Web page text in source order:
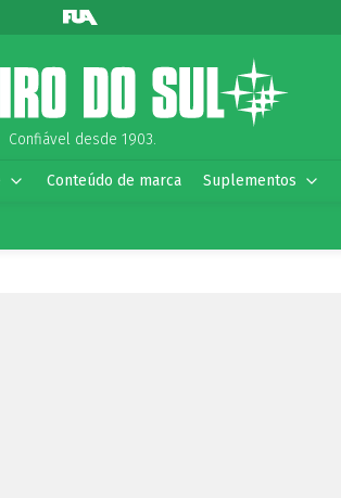
Confiável desde 1903.
Conteúdo de marca Suplementos